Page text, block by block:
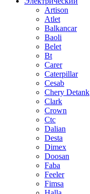
Artison
Atlet
Balkancar
Baoli
Belet
Bt
Carer
Caterpillar
Cesab
Chery Detank
Clark
Crown
Ctc
Dalian
Desta
Dimex
Doosan
Faba
Feeler
Fimsa